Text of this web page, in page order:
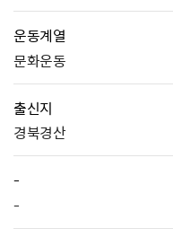
운동계열
문화운동
출신지
경북경산
-
-